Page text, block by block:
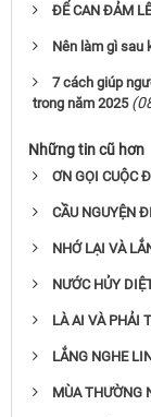
ĐỂ CAN ĐẢM
Nên làm gì sau
7 cách giúp
trong năm 2025
Những tin cũ hơn
ƠN GỌI CUỘC
CẦU NGUYỆN
NHỚ LẠI VÀ
NƯỚC HỦY
LÀ AI VÀ PHẢI
LẮNG NGHE
MÙA THƯỜNG